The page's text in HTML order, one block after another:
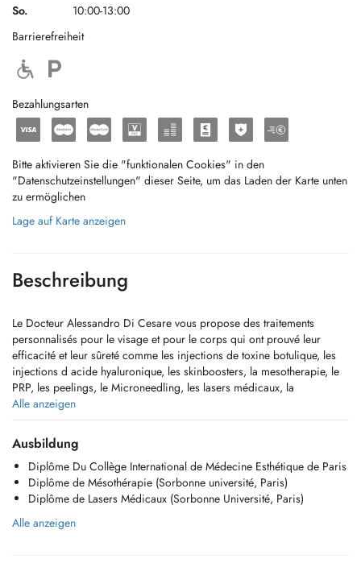
So.
10:00-13:00
Barrierefreiheit
Bezahlungsarten
Bitte aktivieren Sie die "funktionalen Cookies" in den
"Datenschutzeinstellungen" dieser Seite, um das Laden der Karte unten
zu ermöglichen
Lage auf Karte anzeigen
Beschreibung
Le Docteur Alessandro Di Cesare vous propose des traitements
personnalisés pour le visage et pour le corps qui ont prouvé leur
efficacité et leur sûreté comme les injections de toxine botulique, les
injections d acide hyaluronique, les skinboosters, la mesotherapie, le
PRP, les peelings, le Microneedling, les lasers médicaux, la
cryolipolyse etc
Alle anzeigen
Ausbildung
Diplôme Du Collège International de Médecine Esthétique de Paris
Diplôme de Mésothérapie (Sorbonne université, Paris)
Diplôme de Lasers Médicaux (Sorbonne Université, Paris)
Alle anzeigen